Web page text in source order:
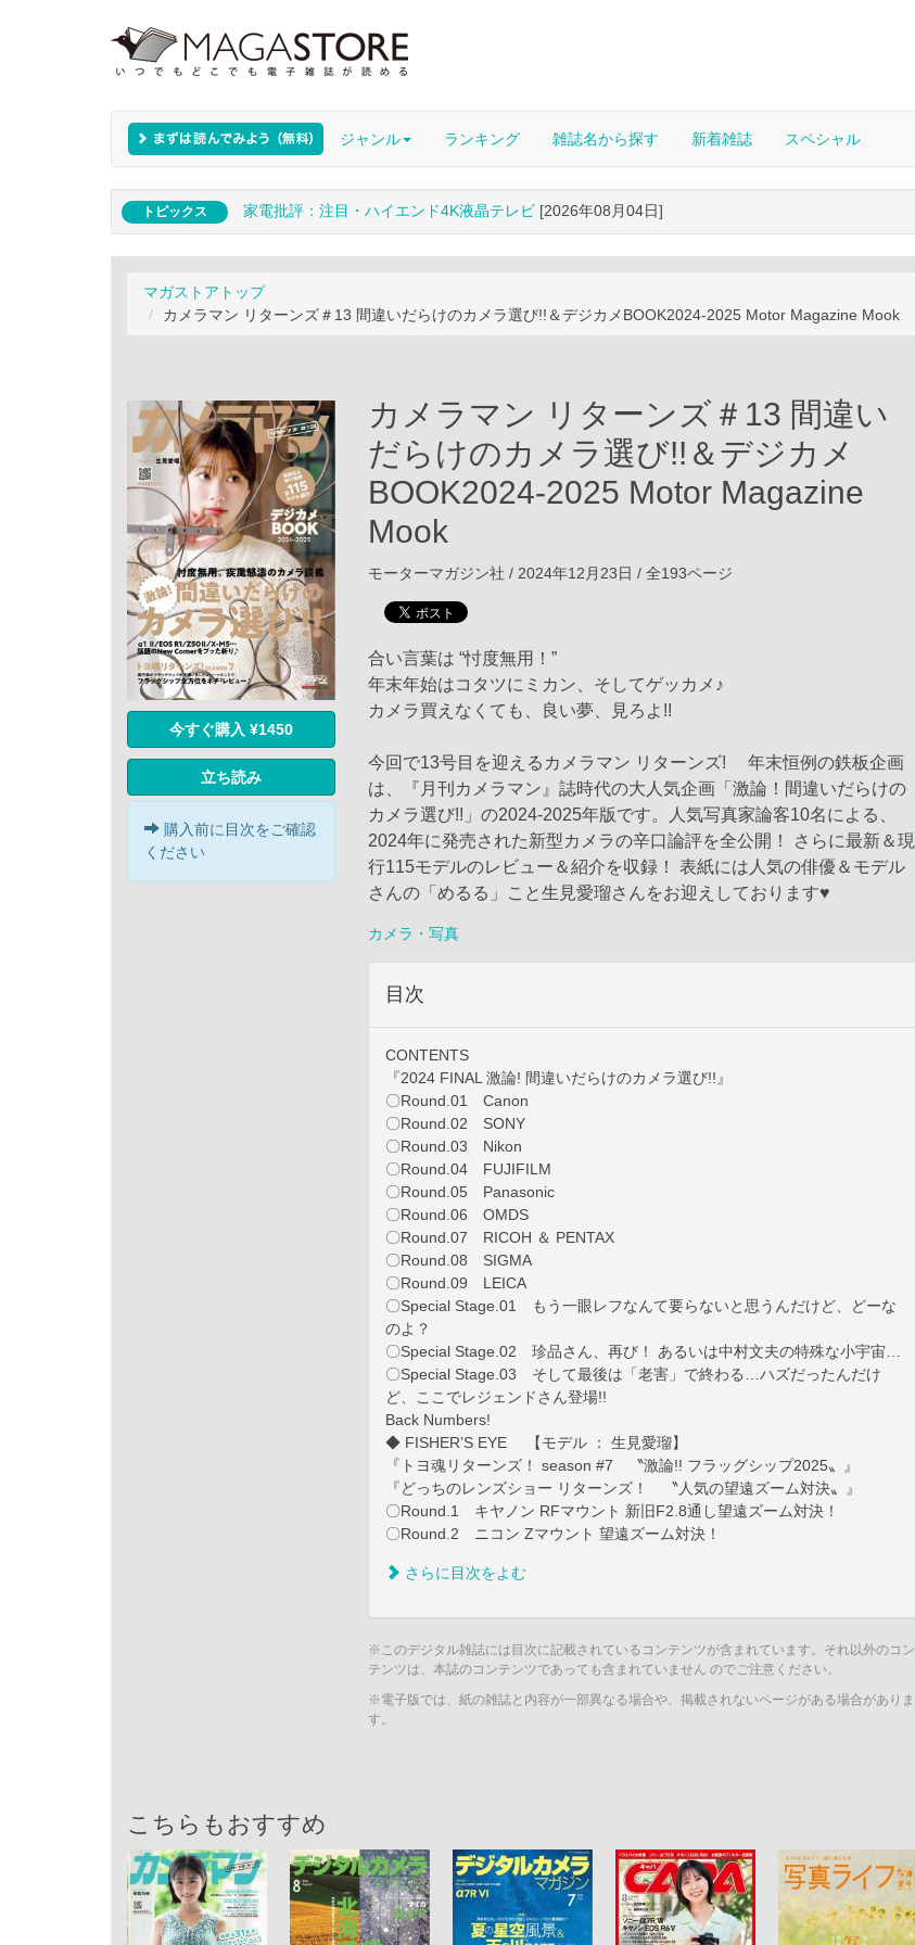
ジャンル ランキング 雑誌名から探す 新着雑誌 スペシャル
トピックス 家電批評：注目・ハイエンド4K液晶テレビ [2026年08月04日]
マガストアトップ
カメラマン リターンズ＃13 間違いだらけのカメラ選び!!＆デジカメBOOK2024-2025 Motor Magazine Mook
今すぐ購入 ¥1450
立ち読み
購入前に目次をご確認
ください
カメラマン リターンズ＃13 間違い
だらけのカメラ選び!!＆デジカメ
BOOK2024-2025 Motor Magazine
Mook
モーターマガジン社 / 2024年12月23日 / 全193ページ
合い言葉は “忖度無用！”
年末年始はコタツにミカン、そしてゲッカメ♪
カメラ買えなくても、良い夢、見ろよ!!
今回で13号目を迎えるカメラマン リターンズ! 年末恒例の鉄板企画
は、『月刊カメラマン』誌時代の大人気企画「激論！間違いだらけの
カメラ選び!!」の2024-2025年版です。人気写真家論客10名による、
2024年に発売された新型カメラの辛口論評を全公開！ さらに最新＆現
行115モデルのレビュー＆紹介を収録！ 表紙には人気の俳優＆モデル
さんの「めるる」こと生見愛瑠さんをお迎えしております♥
カメラ・写真
目次
CONTENTS
『2024 FINAL 激論! 間違いだらけのカメラ選び!!』
〇Round.01 Canon
〇Round.02 SONY
〇Round.03 Nikon
〇Round.04 FUJIFILM
〇Round.05 Panasonic
〇Round.06 OMDS
〇Round.07 RICOH ＆ PENTAX
〇Round.08 SIGMA
〇Round.09 LEICA
〇Special Stage.01 もう一眼レフなんて要らないと思うんだけど、どーな
のよ？
〇Special Stage.02 珍品さん、再び！ あるいは中村文夫の特殊な小宇宙…
〇Special Stage.03 そして最後は「老害」で終わる…ハズだったんだけ
ど、ここでレジェンドさん登場!!
Back Numbers!
◆ FISHER’S EYE 【モデル ： 生見愛瑠】
『トヨ魂リターンズ！ season #7 〝激論!! フラッグシップ2025〟』
『どっちのレンズショー リターンズ！ 〝人気の望遠ズーム対決〟』
〇Round.1 キヤノン RFマウント 新旧F2.8通し望遠ズーム対決！
〇Round.2 ニコン Zマウント 望遠ズーム対決！
さらに目次をよむ
※このデジタル雑誌には目次に記載されているコンテンツが含まれています。それ以外のコン
テンツは、本誌のコンテンツであっても含まれていません のでご注意ください。
※電子版では、紙の雑誌と内容が一部異なる場合や、掲載されないページがある場合がありま
す。
こちらもおすすめ